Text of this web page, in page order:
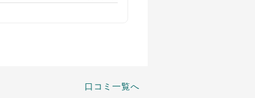
口コミ一覧へ